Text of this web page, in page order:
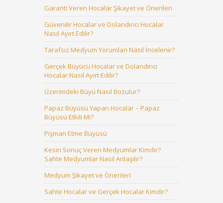
Garanti Veren Hocalar Şikayet ve Önerileri
Güvenilir Hocalar ve Dolandırıcı Hocalar
Nasıl Ayırt Edilir?
Tarafsız Medyum Yorumları Nasıl İncelenir?
Gerçek Büyücü Hocalar ve Dolandırıcı
Hocalar Nasıl Ayırt Edilir?
Üzerimdeki Büyü Nasıl Bozulur?
Papaz Büyüsü Yapan Hocalar – Papaz
Büyüsü Etkili Mi?
Pişman Etme Büyüsü
Kesin Sonuç Veren Medyumlar Kimdir?
Sahte Medyumlar Nasıl Anlaşılır?
Medyum Şikayet ve Önerileri
Sahte Hocalar ve Gerçek Hocalar Kimdir?